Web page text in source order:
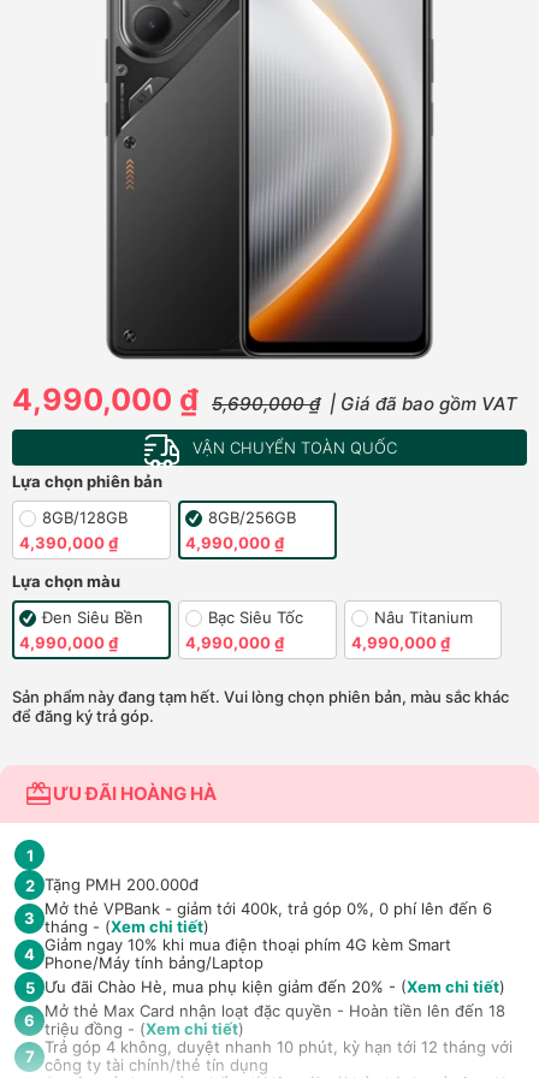
4,990,000 ₫ 5,690,000 ₫ | Giá đã bao gồm VAT
VẬN CHUYỂN TOÀN QUỐC
Lựa chọn phiên bản
8GB/128GB
4,390,000 ₫
8GB/256GB
4,990,000 ₫
Lựa chọn màu
Đen Siêu Bền
4,990,000 ₫
Bạc Siêu Tốc
4,990,000 ₫
Nâu Titanium
4,990,000 ₫
Sản phẩm này đang tạm hết. Vui lòng chọn phiên bản, màu sắc khác
để đăng ký trả góp.
ƯU ĐÃI HOÀNG HÀ
1
2 Tặng PMH 200.000đ
3
Mở thẻ VPBank - giảm tới 400k, trả góp 0%, 0 phí lên đến 6
tháng - (Xem chi tiết)
4 Giảm ngay 10% khi mua điện thoại phím 4G kèm Smart
Phone/Máy tính bảng/Laptop
5 Ưu đãi Chào Hè, mua phụ kiện giảm đến 20% - (Xem chi tiết)
6
Mở thẻ Max Card nhận loạt đặc quyền - Hoàn tiền lên đến 18
triệu đồng - (Xem chi tiết)
7 Trả góp 4 không, duyệt nhanh 10 phút, kỳ hạn tới 12 tháng với
công ty tài chính/thẻ tín dụng